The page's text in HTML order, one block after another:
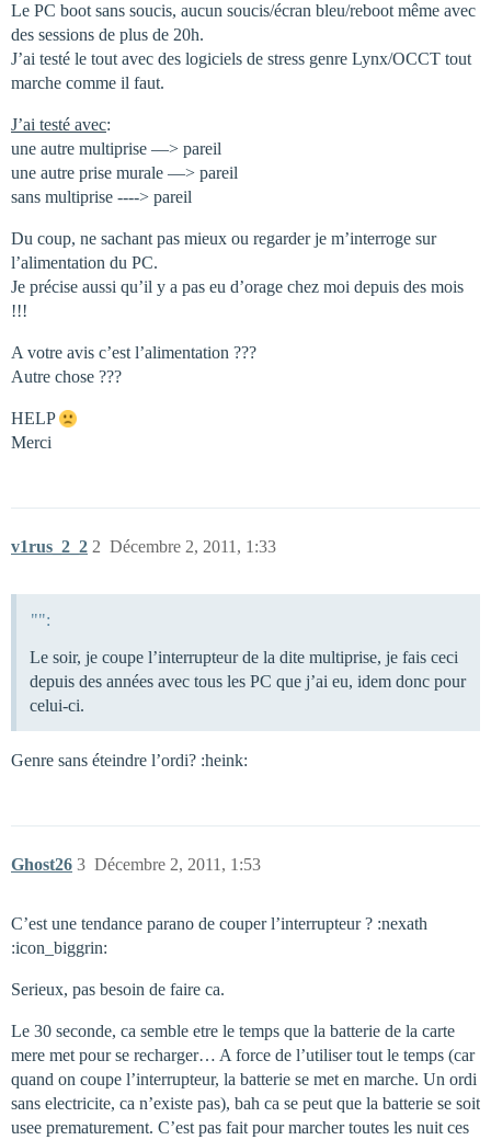
Le PC boot sans soucis, aucun soucis/écran bleu/reboot même avec
des sessions de plus de 20h.
J’ai testé le tout avec des logiciels de stress genre Lynx/OCCT tout
marche comme il faut.
J’ai testé avec:
une autre multiprise —> pareil
une autre prise murale —> pareil
sans multiprise ----> pareil
Du coup, ne sachant pas mieux ou regarder je m’interroge sur
l’alimentation du PC.
Je précise aussi qu’il y a pas eu d’orage chez moi depuis des mois
!!!
A votre avis c’est l’alimentation ???
Autre chose ???
HELP
Merci
v1rus_2_2 Décembre 2, 2011, 1:33
2
"":
Le soir, je coupe l’interrupteur de la dite multiprise, je fais ceci
depuis des années avec tous les PC que j’ai eu, idem donc pour
celui-ci.
Genre sans éteindre l’ordi? :heink:
Ghost26 Décembre 2, 2011, 1:53
3
C’est une tendance parano de couper l’interrupteur ? :nexath
:icon_biggrin:
Serieux, pas besoin de faire ca.
Le 30 seconde, ca semble etre le temps que la batterie de la carte
mere met pour se recharger… A force de l’utiliser tout le temps (car
quand on coupe l’interrupteur, la batterie se met en marche. Un ordi
sans electricite, ca n’existe pas), bah ca se peut que la batterie se soit
usee prematurement. C’est pas fait pour marcher toutes les nuit ces